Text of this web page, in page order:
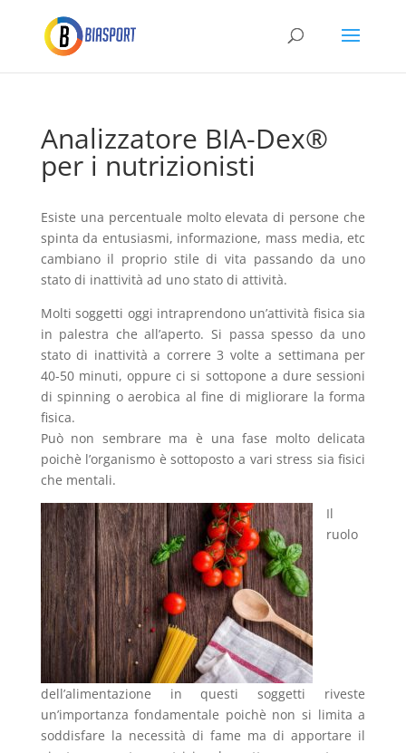
Analizzatore BIA-Dex®
per i nutrizionisti
Esiste una percentuale molto elevata di persone che
spinta da entusiasmi, informazione, mass media, etc
cambiano il proprio stile di vita passando da uno
stato di inattività ad uno stato di attività.
Molti soggetti oggi intraprendono un’attività fisica sia
in palestra che all’aperto. Si passa spesso da uno
stato di inattività a correre 3 volte a settimana per
40-50 minuti, oppure ci si sottopone a dure sessioni
di spinning o aerobica al fine di migliorare la forma
fisica.
Può non sembrare ma è una fase molto delicata
poichè l’organismo è sottoposto a vari stress sia fisici
che mentali.
Il
ruolo
dell’alimentazione in questi soggetti riveste
un’importanza fondamentale poichè non si limita a
soddisfare la necessità di fame ma di apportare il